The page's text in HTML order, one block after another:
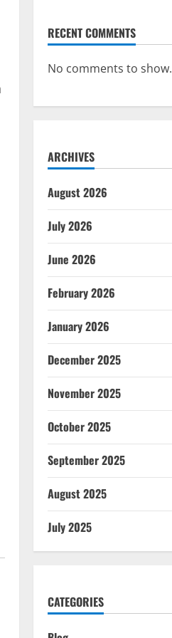
RECENT COMMENTS
No comments to show.
ARCHIVES
August 2026
July 2026
June 2026
February 2026
January 2026
December 2025
November 2025
October 2025
September 2025
August 2025
July 2025
CATEGORIES